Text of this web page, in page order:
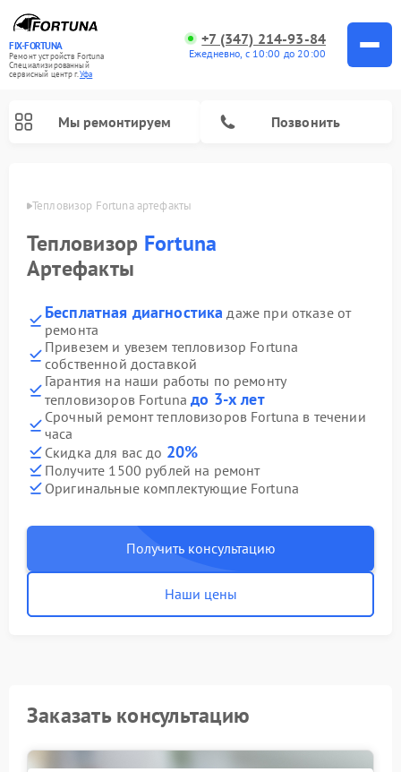
FIX-FORTUNA
Ремонт устройств Fortuna
Специализированный
cервисный центр г.Уфа
+7 (347) 214-93-84
Ежедневно, с 10:00 до 20:00
Мы ремонтируем Позвонить
Уфе Тепловизор Fortuna артефакты
Тепловизор Fortuna
Артефакты
Бесплатная диагностика даже при отказе от
ремонта
Привезем и увезем тепловизор Fortuna
собственной доставкой
Гарантия на наши работы по ремонту
тепловизоров Fortunaдо 3-х лет
Срочный ремонт тепловизоров Fortuna в течении
часа
Скидка для вас до 20%
Получите 1500 рублей на ремонт
Оригинальные комплектующие Fortuna
Получить консультацию
Наши цены
Заказать консультацию